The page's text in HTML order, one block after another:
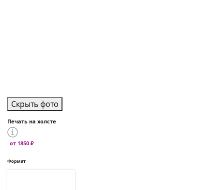
Скрыть фото
Печать на холсте
от 1850 ₽
Формат